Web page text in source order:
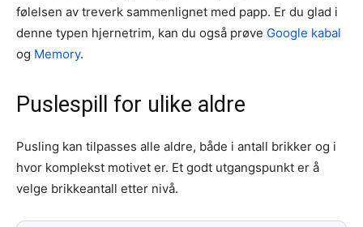
følelsen av treverk sammenlignet med papp. Er du glad i
denne typen hjernetrim, kan du også prøve Google kabal
og Memory.
Puslespill for ulike aldre
Pusling kan tilpasses alle aldre, både i antall brikker og i
hvor komplekst motivet er. Et godt utgangspunkt er å
velge brikkeantall etter nivå.